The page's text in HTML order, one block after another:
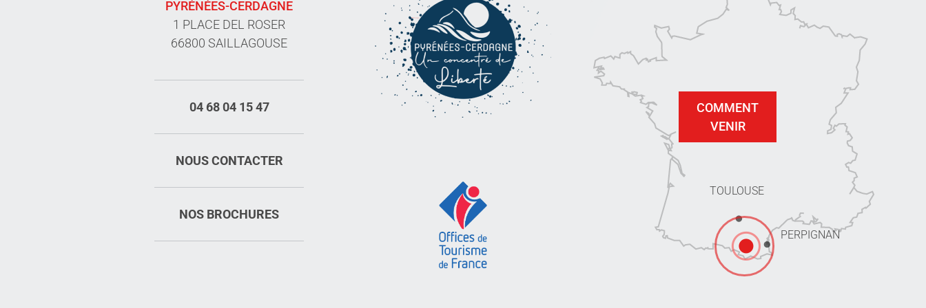
PYRÉNÉES-CERDAGNE
1 PLACE DEL ROSER
66800 SAILLAGOUSE
04 68 04 15 47
NOUS CONTACTER
NOS BROCHURES
TOULOUSE
PERPIGNAN
COMMENT
VENIR